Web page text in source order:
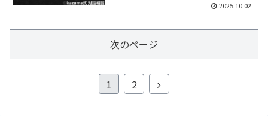
2025.10.02
次のページ
1 2